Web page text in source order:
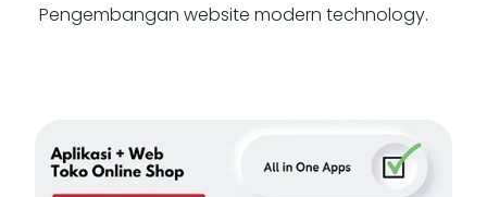
Pengembangan website modern technology.